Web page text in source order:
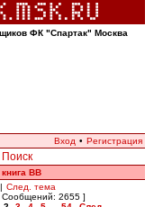
ФК "Спартак" Москва
Вход • Регистрация
Поиск
книга ВВ
| След. тема
Сообщений: 2655 ]